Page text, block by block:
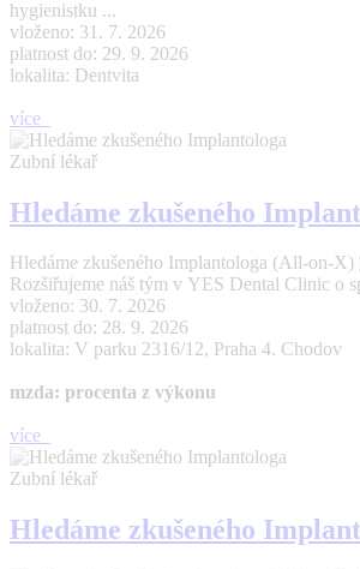
hygienistku ...
vloženo: 31. 7. 2026
platnost do: 29. 9. 2026
lokalita: Dentvita
více
Zubní lékař
Hledáme zkušeného
Hledáme zkušeného Implantologa (All-on-X)
Rozšiřujeme náš tým v YES Dental Clinic o
vloženo: 30. 7. 2026
platnost do: 28. 9. 2026
lokalita: V parku 2316/12, Praha 4. Chodov
mzda: procenta z výkonu
více
Zubní lékař
Hledáme zkušeného